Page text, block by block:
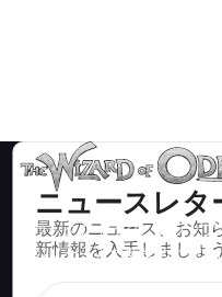
ニュースレタ
最新のニュース、お知
新情報を入手しましょう
ブラックジャック、クラッ
カジノゲームで数学的に正し